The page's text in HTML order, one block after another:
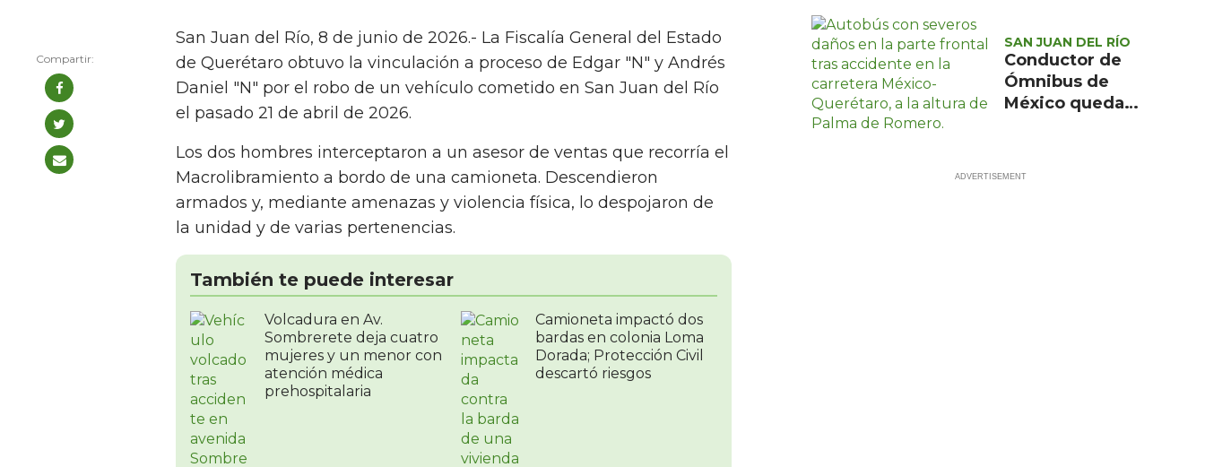
San Juan del Río, 8 de junio de 2026.- La Fiscalía General del Estado
de Querétaro obtuvo la vinculación a proceso de Edgar "N" y Andrés
Daniel "N" por el robo de un vehículo cometido en San Juan del Río
el pasado 21 de abril de 2026.
Los dos hombres interceptaron a un asesor de ventas que recorría el
Macrolibramiento a bordo de una camioneta. Descendieron
armados y, mediante amenazas y violencia física, lo despojaron de
la unidad y de varias pertenencias.
También te puede interesar
Volcadura en Av.
Sombrerete deja cuatro
mujeres y un menor con
atención médica
prehospitalaria
Camioneta impactó dos
bardas en colonia Loma
Dorada; Protección Civil
descartó riesgos
Querétaro
SAN JUAN DEL RÍO
Conductor de
Ómnibus de
México queda